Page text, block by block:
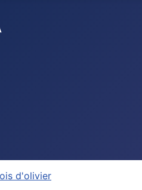
d'olivier